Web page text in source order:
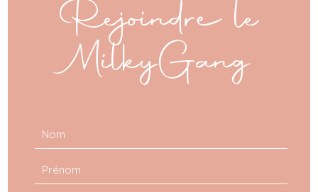
Rejoindre le
MilkyGang